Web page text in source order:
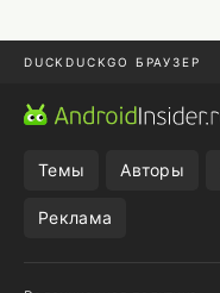
DUCKDUCKGO БРАУЗЕР
ПРИЛОЖЕНИЯ ANDROID
Темы Авторы
Реклама